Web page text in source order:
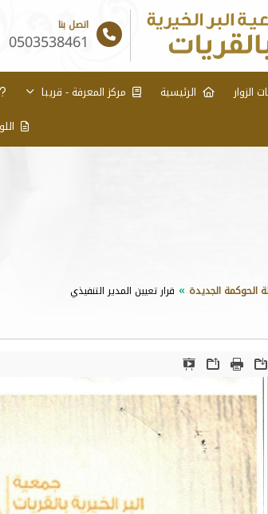
اتصل بنا
0503538461
الزوار الرئيسية مركز المعرفة - قريبا
الحوكمة الجديدة قرار تعيين المدير التنفيذي